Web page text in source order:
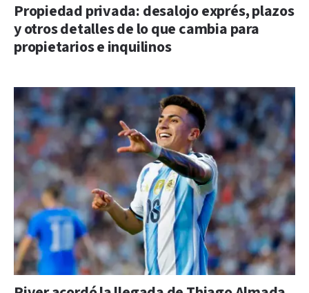
Propiedad privada: desalojo exprés, plazos
y otros detalles de lo que cambia para
propietarios e inquilinos